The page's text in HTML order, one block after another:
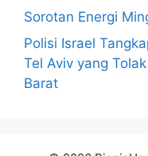
Sorotan Energi
Polisi Israel
Tel Aviv yang
Barat